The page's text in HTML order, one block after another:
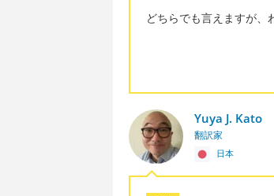
どちらでも言えますが
Yuya J. Kato
翻訳家
日本